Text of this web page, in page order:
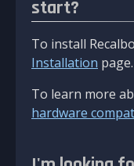
start?
To install
Installation page.
To learn more
hardware